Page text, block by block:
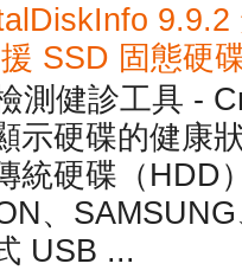
9.9.2
SSD 固態硬
測健診工具 -
示硬碟的健康
統硬碟（HDD
、
USB ...